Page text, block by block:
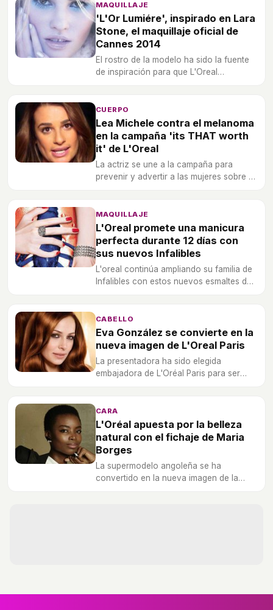
MAQUILLAJE
'L'Or Lumiére', inspirado en Lara
Stone, el maquillaje oficial de
Cannes 2014
El rostro de la modelo ha sido la fuente
de inspiración para que L'Oreal
CUERPO
Lea Michele contra el melanoma
en la campaña 'its THAT worth
it' de L'Oreal
La actriz se une a la campaña para
prevenir y advertir a las mujeres sobre el
MAQUILLAJE
L'Oreal promete una manicura
perfecta durante 12 días con
sus nuevos Infalibles
L'oreal continúa ampliando su familia de
Infalibles con estos nuevos esmaltes de
CABELLO
Eva González se convierte en la
nueva imagen de L'Oreal Paris
La presentadora ha sido elegida
embajadora de L'Oréal Paris para ser
CARA
L'Oréal apuesta por la belleza
natural con el fichaje de Maria
Borges
La supermodelo angoleña se ha
convertido en la nueva imagen de la